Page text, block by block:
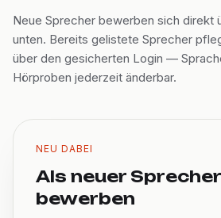
Neue Sprecher bewerben sich direkt
unten. Bereits gelistete Sprecher
über den gesicherten Login —
Hörproben jederzeit änderbar.
NEU DABEI
Als neuer Sprecher
bewerben